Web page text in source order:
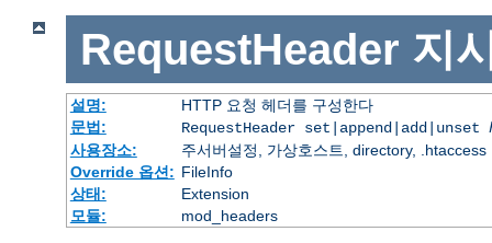
RequestHeader 지
설명:
HTTP 요청 헤더를 구성한다
문법:
RequestHeader set|append|add|unset
사용장소:
주서버설정, 가상호스트, directory, .htaccess
Override 옵션: FileInfo
상태:
Extension
모듈:
mod_headers